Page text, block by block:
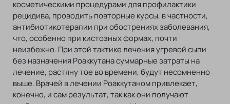
косметическими процедурами для профилактики
рецидива, проводить повторные курсы, в частности,
антибиотикотерапии при обострениях заболевания,
что, особенно при кистозных формах, почти
неизбежно. При этой тактике лечения угревой сыпи
без назначения Роаккутана суммарные затраты на
лечение, растяну тое во времени, будут несомненно
выше. Врачей в лечении Роаккутаном привлекает,
конечно, и сам результат, так как они получают